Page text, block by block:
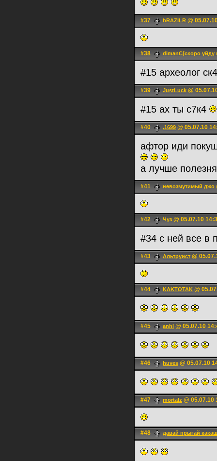
#37 bRAZILR @
#38 dimanC[скоро уйду
#15 археолог
#39 JustLuck @
#15 ах ты c7к4
#40 .1699 @ 05.07.10
афтор иди
а лучше
#41 невозмутимый джо
#42 Чуз @ 05.07.10
#34 с ней все в
#43 Альтруист @
#44 KAKTOTAK @
#45 anhl @ 05.07.10
#46 huves @ 05.07.10
#47 mortalz @ 05.07.10
#48 давай прыгай